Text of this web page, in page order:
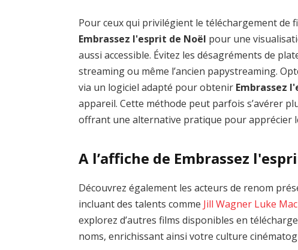
Pour ceux qui privilégient le téléchargement de
Embrassez l'esprit de Noël pour une
aussi accessible. Évitez les désagréments de
streaming ou même l’ancien papystreaming.
via un logiciel adapté pour obtenir Embrassez
appareil. Cette méthode peut parfois s’avérer
offrant une alternative pratique pour apprécier
A l’affiche de Embrassez
Découvrez également les acteurs de renom
incluant des talents comme Jill Wagner Luke
explorez d’autres films disponibles en
noms, enrichissant ainsi votre culture